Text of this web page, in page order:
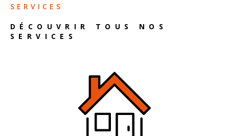
SERVICES
DÉCOUVRIR TOUS NOS
SERVICES